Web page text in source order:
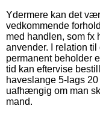
Ydermere kan det
vedkommende
med handlen, som fx
anvender. I relation
permanent beholder
tid kan eftervise
haveslange 5-lags
uafhængig om man
mand.